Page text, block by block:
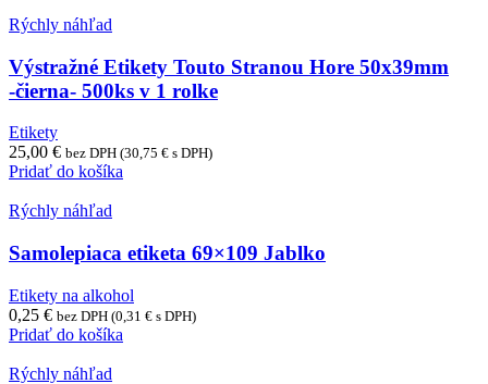
Rýchly náhľad
Výstražné Etikety Touto Stranou Hore 50x39mm
-čierna- 500ks v 1 rolke
Etikety
25,00 € bez DPH (30,75 € s DPH)
Pridať do košíka
Rýchly náhľad
Samolepiaca etiketa 69×109 Jablko
Etikety na alkohol
0,25 € bez DPH (0,31 € s DPH)
Pridať do košíka
Rýchly náhľad